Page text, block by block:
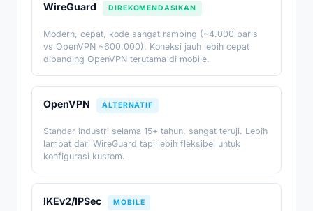
WireGuard DIREKOMENDASIKAN
Modern, cepat, kode sangat ramping (~4.000 baris
vs OpenVPN ~600.000). Koneksi jauh lebih cepat
dibanding OpenVPN terutama di mobile.
OpenVPN ALTERNATIF
Standar industri selama 15+ tahun, sangat teruji. Lebih
lambat dari WireGuard tapi lebih fleksibel untuk
konfigurasi kustom.
IKEv2/IPSec MOBILE